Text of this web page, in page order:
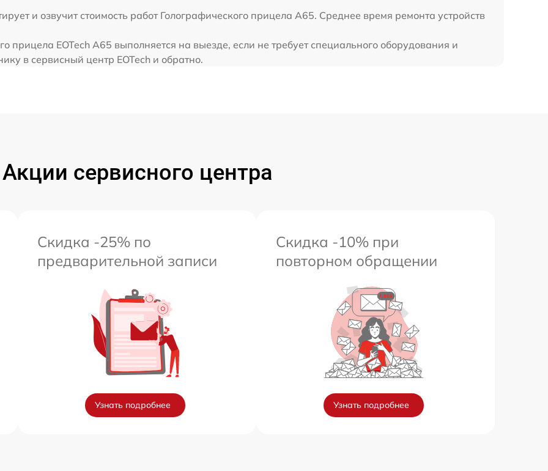
и озвучит стоимость работ Голографического прицела A65. Среднее время ремонта устройств
прицела EOTech A65 выполняется на выезде, если не требует специального оборудования и
в сервисный центр EOTech и обратно.
Акции сервисного центра
Скидка -25% по
предварительной записи
Узнать подробнее
Скидка -10% при
повторном обращении
Узнать подробнее